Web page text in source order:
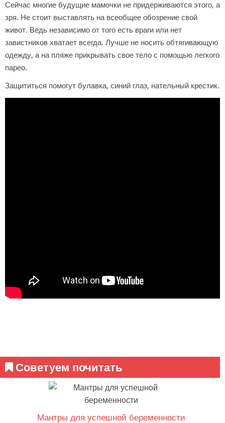
Сейчас многие будущие мамочки не придерживаются этого, а
зря. Не стоит выставлять на всеобщее обозрение свой
живот. Ведь независимо от того есть враги или нет
завистников хватает всегда. Лучше не носить обтягивающую
одежду, а на пляже прикрывать свое тело с помощью легкого
парео.
Защититься помогут булавка, синий глаз, нательный крестик.
Советуем почитать
Мантры для успешной беременности